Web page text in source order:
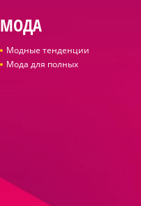
МОДА
Модные тенденции
Мода для полных